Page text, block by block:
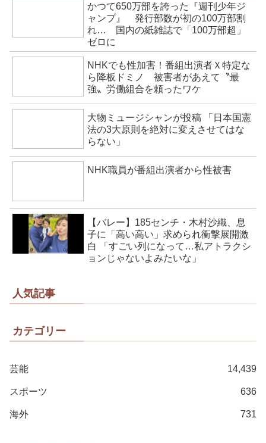
かつて650万部を誇った『週刊少年ジ
ャンプ』 発行部数が初の100万部割
れ… 国内の紙雑誌で「100万部超」
ゼロに
NHKでも性加害！番組出演者Ｘ特定な
ら降板ドミノ 被害者があえて〝最
強〟労働組合を頼ったワケ
大物ミュージシャンが投稿 「日本国憲
法の3大原則を絶対に変えさせてはな
らない」
NHK職員が番組出演者から性被害
【バレー】185センチ・木村沙織、息
子に「高い高い」求められ衝撃展開激
白 「すごい列になって…私アトラクシ
ョンじゃないよみたいな」
人気記事
カテゴリー
芸能 14,439
スポーツ 636
海外 731